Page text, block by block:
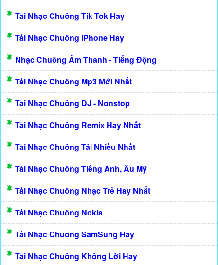
Tải Nhạc Chuông Tik Tok Hay
Tải Nhạc Chuông IPhone Hay
Nhạc Chuông Âm Thanh - Tiếng Động
Tải Nhạc Chuông Mp3 Mới Nhất
Tải Nhạc Chuông DJ - Nonstop
Tải Nhạc Chuông Remix Hay Nhất
Tải Nhạc Chuông Tải Nhiều Nhất
Tải Nhạc Chuông Tiếng Anh, Âu Mỹ
Tải Nhạc Chuông Nhạc Trẻ Hay Nhất
Tải Nhạc Chuông Nokia
Tải Nhạc Chuông SamSung Hay
Tải Nhạc Chuông Không Lời Hay